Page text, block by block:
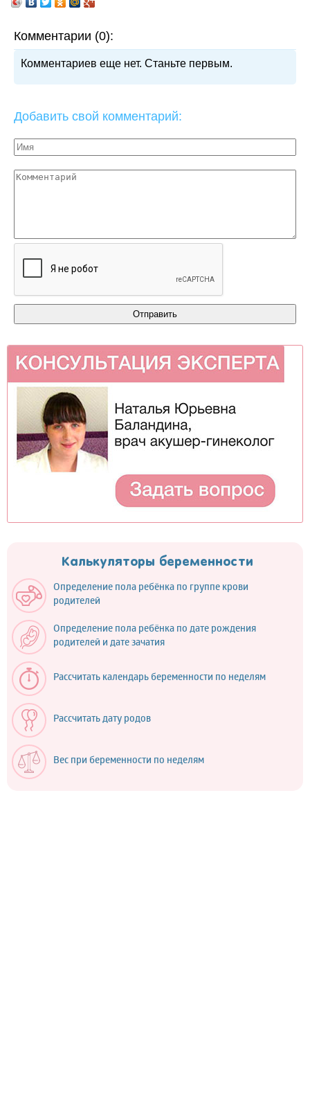
Комментарии (0):
Комментариев еще нет. Станьте первым.
Добавить свой комментарий:
Калькуляторы беременности
Определение пола ребёнка по группе крови
родителей
Определение пола ребёнка по дате рождения
родителей и дате зачатия
Рассчитать календарь беременности по неделям
Рассчитать дату родов
Вес при беременности по неделям